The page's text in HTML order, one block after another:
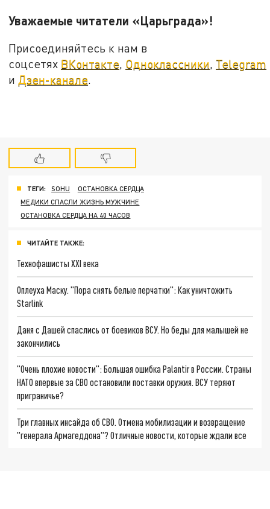
Уважаемые читатели «Царьграда»!
Присоединяйтесь к нам в
соцсетях ВКонтакте, Одноклассники, Telegram
и Дзен-канале.
ТЕГИ: SOHU
ОСТАНОВКА СЕРДЦА
МЕДИКИ СПАСЛИ ЖИЗНЬ МУЖЧИНЕ
ОСТАНОВКА СЕРДЦА НА 40 ЧАСОВ
ЧИТАЙТЕ ТАКЖЕ:
Технофашисты XXI века
Оплеуха Маску. "Пора снять белые перчатки": Как уничтожить
Starlink
Даня с Дашей спаслись от боевиков ВСУ. Но беды для малышей не
закончились
"Очень плохие новости": Большая ошибка Palantir в России. Страны
НАТО впервые за СВО остановили поставки оружия. ВСУ теряют
приграничье?
Три главных инсайда об СВО. Отмена мобилизации и возвращение
"генерала Армагеддона"? Отличные новости, которые ждали все